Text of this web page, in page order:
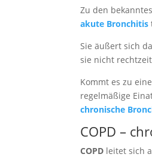
Zu den
akute Bronchitis
Sie äußert sich
sie nicht
Kommt es zu
regelmäßige
chronische
COPD –
COPD leitet sich